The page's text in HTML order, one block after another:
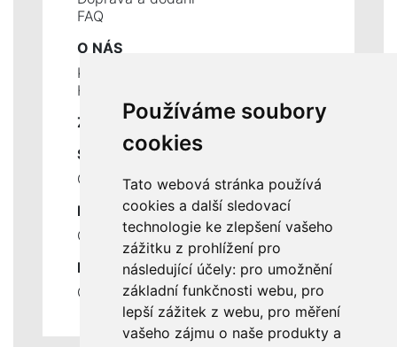
Používáme soubory
cookies
Tato webová stránka používá
cookies a další sledovací
technologie ke zlepšení vašeho
zážitku z prohlížení pro
následující účely: pro umožnění
základní funkčnosti webu, pro
lepší zážitek z webu, pro měření
vašeho zájmu o naše produkty a
FAQ
O NÁS
Kontakty
Historie a současnost
ZÁKLADNÍ ÚDAJE
SLUŽBY
Ceník servisních prací
DŮLEŽITÉ INFORMACE
Ochrana osobních údajů
RYCHLÉ ODKAZY
Odstoupení od smlouvy